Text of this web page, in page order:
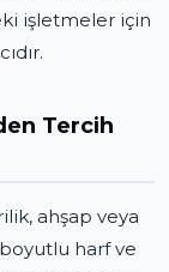
işletmeler için
Tercih
ahşap veya
harf ve